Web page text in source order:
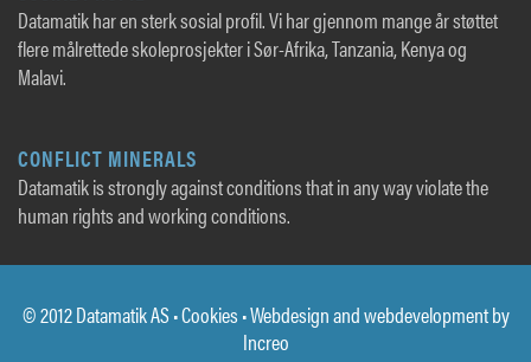
Datamatik har en sterk sosial profil. Vi har gjennom mange år støttet
flere målrettede skoleprosjekter i Sør-Afrika, Tanzania, Kenya og
Malavi.
CONFLICT MINERALS
Datamatik is strongly against conditions that in any way violate the
human rights and working conditions.
© 2012 Datamatik AS •Cookies • Webdesign and webdevelopment by
Increo